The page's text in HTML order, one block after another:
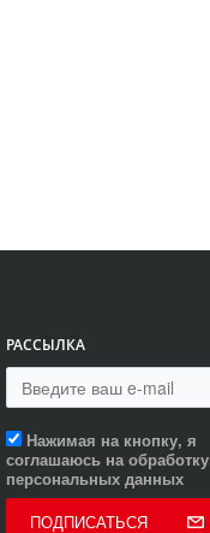
РАССЫЛКА
Нажимая на кнопку, я
соглашаюсь на обработку
персональных данных
ПОДПИСАТЬСЯ